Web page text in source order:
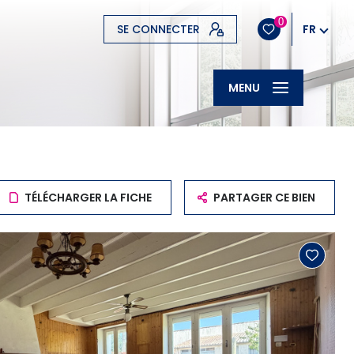
SE CONNECTER 0 FR
MENU
TÉLÉCHARGER LA FICHE PARTAGER CE BIEN